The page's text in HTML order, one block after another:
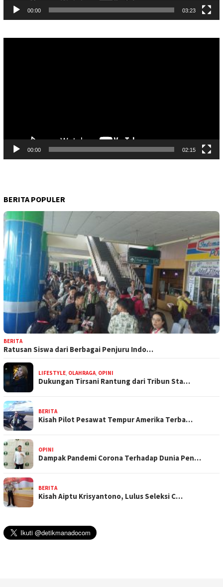
00:00 03:23
00:00 02:15
BERITA POPULER
BERITA
Ratusan Siswa dari Berbagai Penjuru Indo…
LIFESTYLE, OLAHRAGA, OPINI
Dukungan Tirsani Rantung dari Tribun Sta…
BERITA
Kisah Pilot Pesawat Tempur Amerika Terba…
OPINI
Dampak Pandemi Corona Terhadap Dunia Pen…
BERITA
Kisah Aiptu Krisyantono, Lulus Seleksi C…